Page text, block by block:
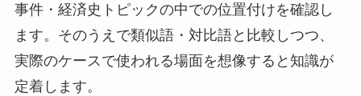
事件・経済史トピックの中での位置付けを確認し
ます。そのうえで類似語・対比語と比較しつつ、
実際のケースで使われる場面を想像すると知識が
定着します。